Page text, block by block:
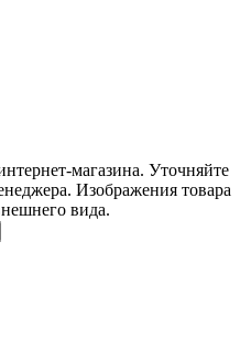
магазина. Уточняйте
Изображения товара
вида.